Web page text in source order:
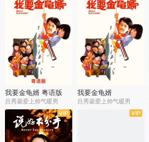
我要金龟婿 粤语版
吕秀菱爱上帅气暖男
我要金龟婿
吕秀菱爱上帅气暖男